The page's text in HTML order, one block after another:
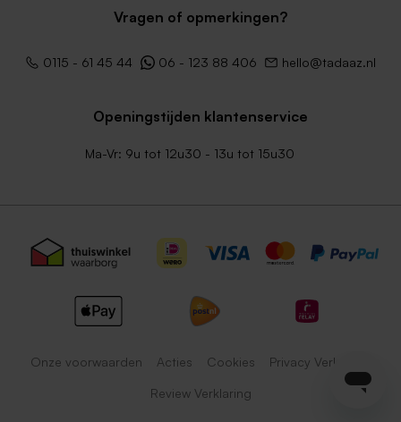
Vragen of opmerkingen?
0115 - 61 45 44 06 - 123 88 406 hello@tadaaz.nl
Openingstijden klantenservice
Ma-Vr: 9u tot 12u30 - 13u tot 15u30
Onze voorwaarden Acties Cookies Privacy Verklaring
Review Verklaring